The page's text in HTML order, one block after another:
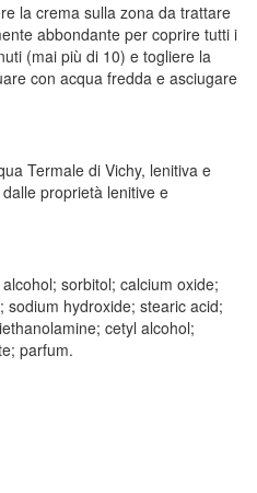
la crema sulla zona da trattare
abbondante per coprire tutti i
(mai più di 10) e togliere la
con acqua fredda e asciugare
Termale di Vichy, lenitiva e
proprietà lenitive e
sorbitol; calcium oxide;
hydroxide; stearic acid;
cetyl alcohol;
parfum.